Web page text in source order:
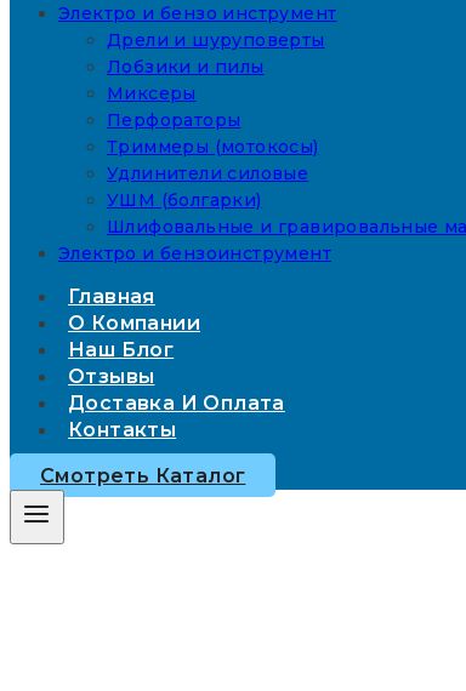
Электро и бензо инструмент
Дрели и шуруповерты
Лобзики и пилы
Миксеры
Перфораторы
Триммеры (мотокосы)
Удлинители силовые
УШМ (болгарки)
Шлифовальные и гравировальные
Электро и бензоинструмент
Главная
О Компании
Наш Блог
Отзывы
Доставка И Оплата
Контакты
Смотреть Каталог